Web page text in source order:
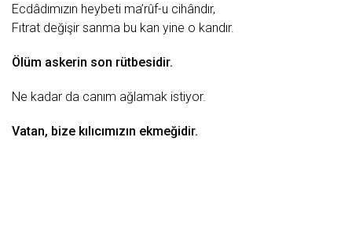
Ecdâdımızın heybeti ma’rûf-u cihândır,
Fıtrat değişir sanma bu kan yine o kandır.
Ölüm askerin son rütbesidir.
Ne kadar da canım ağlamak istiyor.
Vatan, bize kılıcımızın ekmeğidir.